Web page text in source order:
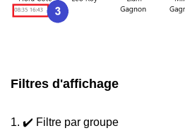
Filtres d'affichage
1. ✔️ Filtre par groupe